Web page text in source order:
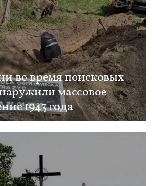
во время поисковых
массовое
1943 года